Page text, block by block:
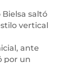
saltó
vertical
ante
por un